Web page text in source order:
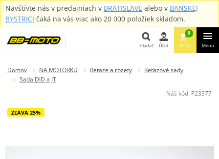
Navštívte nás v predajniach v BRATISLAVE alebo v BANSKEJ
BYSTRICI čaká na vás viac ako 20 000 položiek skladom.
Hľadať
Hľadať Účet
0
Košík Menu
Domov NA MOTORKU Reťaze a rozety
Reťazové sady
Sada DID a JT
Náš kód: P23377
ZĽAVA 25%